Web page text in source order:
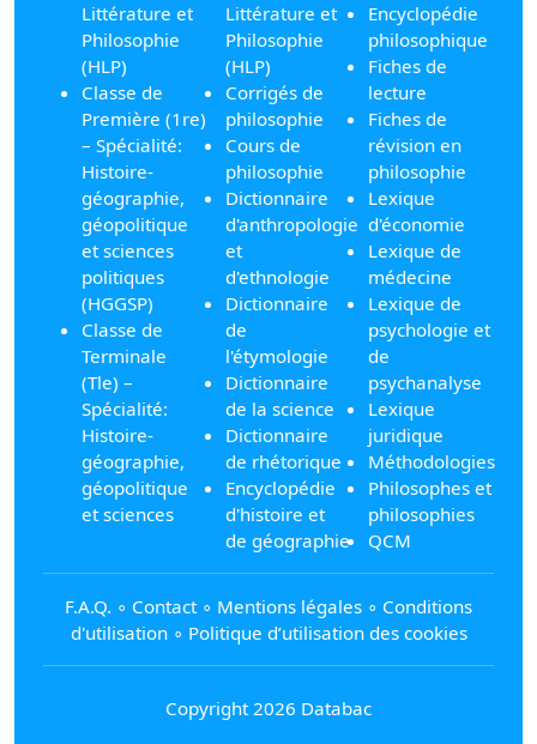
Littérature et
Philosophie
(HLP)
Classe de
Première (1re)
– Spécialité:
Histoire-
géographie,
géopolitique
et sciences
politiques
(HGGSP)
Classe de
Terminale
(Tle) –
Spécialité:
Histoire-
géographie,
géopolitique
et sciences
Littérature et
Philosophie
(HLP)
Corrigés de
philosophie
Cours de
philosophie
Dictionnaire
d'anthropologie
et
d'ethnologie
Dictionnaire
de
l'étymologie
Dictionnaire
de la science
Dictionnaire
de rhétorique
Encyclopédie
d'histoire et
de géographie
Encyclopédie
philosophique
Fiches de
lecture
Fiches de
révision en
philosophie
Lexique
d'économie
Lexique de
médecine
Lexique de
psychologie et
de
psychanalyse
Lexique
juridique
Méthodologies
Philosophes et
philosophies
QCM
F.A.Q. ∘ Contact ∘ Mentions légales ∘ Conditions
d'utilisation∘ Politique d’utilisation des cookies
Copyright 2026 Databac